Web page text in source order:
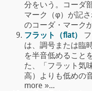
分をいう。コーダ
マーク（φ）が記
のコーダ・マーク
フラット（flat）
は、調号または臨
を半音低めること
た、「フラット気
高）よりも低めの
more »...